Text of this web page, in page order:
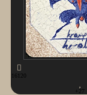
16120
+27